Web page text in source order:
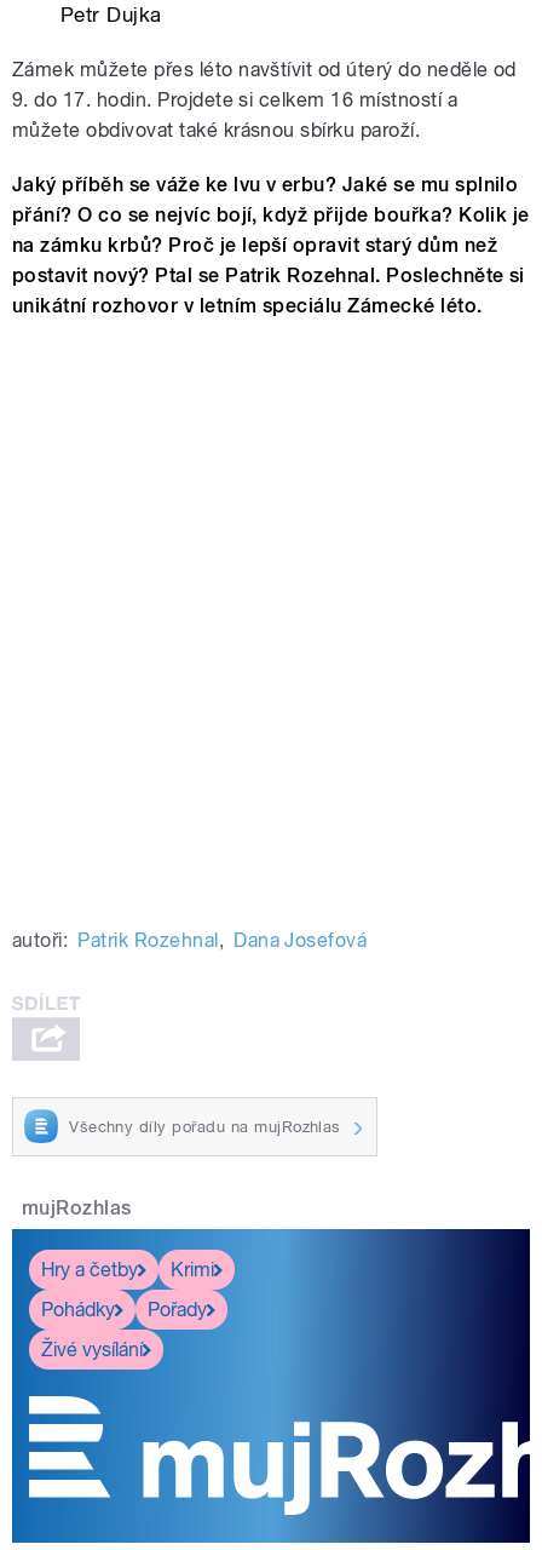
Petr Dujka
Zámek můžete přes léto navštívit od úterý do neděle od
9. do 17. hodin. Projdete si celkem 16 místností a
můžete obdivovat také krásnou sbírku paroží.
Jaký příběh se váže ke lvu v erbu? Jaké se mu splnilo
přání? O co se nejvíc bojí, když přijde bouřka? Kolik je
na zámku krbů? Proč je lepší opravit starý dům než
postavit nový? Ptal se Patrik Rozehnal. Poslechněte si
unikátní rozhovor v letním speciálu Zámecké léto.
autoři: Patrik Rozehnal, Dana Josefová
Všechny díly pořadu na mujRozhlas
mujRozhlas
Hry a četby
Krimi
Pohádky
Pořady
Živé vysílání